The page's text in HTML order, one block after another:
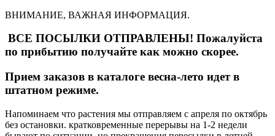
ВНИМАНИЕ, ВАЖНАЯ ИНФОРМАЦИЯ.
ВСЕ ПОСЫЛКИ ОТПРАВЛЕНЫ! Пожалуйста
по прибытию получайте как можно скорее.
Прием заказов в каталоге весна-лето идет в
штатном режиме.
Напоминаем что растения мы отправляем с апреля по октябрь
без остановки. кратковременные перерывы на 1-2 недели